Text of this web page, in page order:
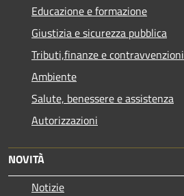
Educazione e formazione
Giustizia e sicurezza pubblica
Tributi,finanze e contravvenzioni
Ambiente
Salute, benessere e assistenza
Autorizzazioni
NOVITÀ
Notizie